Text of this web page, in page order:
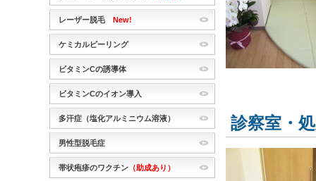
診察室・
レーザー脱毛New!
ケミカルピーリング
ビタミンCの誘導体
ビタミンCのイオン導入
多汗症（塩化アルミニウム溶液）
男性型脱毛症
帯状疱疹のワクチン （助成あり）